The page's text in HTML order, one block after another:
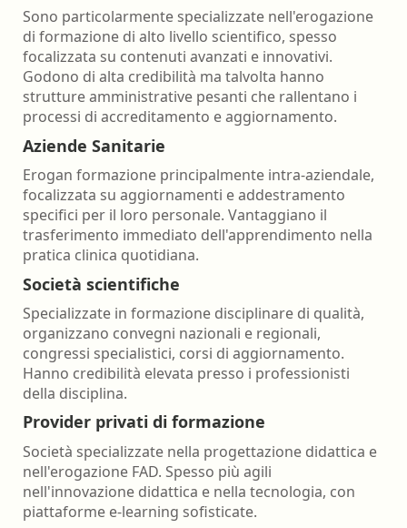
Sono particolarmente specializzate nell'erogazione
di formazione di alto livello scientifico, spesso
focalizzata su contenuti avanzati e innovativi.
Godono di alta credibilità ma talvolta hanno
strutture amministrative pesanti che rallentano i
processi di accreditamento e aggiornamento.
Aziende Sanitarie
Erogan formazione principalmente intra-aziendale,
focalizzata su aggiornamenti e addestramento
specifici per il loro personale. Vantaggiano il
trasferimento immediato dell'apprendimento nella
pratica clinica quotidiana.
Società scientifiche
Specializzate in formazione disciplinare di qualità,
organizzano convegni nazionali e regionali,
congressi specialistici, corsi di aggiornamento.
Hanno credibilità elevata presso i professionisti
della disciplina.
Provider privati di formazione
Società specializzate nella progettazione didattica e
nell'erogazione FAD. Spesso più agili
nell'innovazione didattica e nella tecnologia, con
piattaforme e-learning sofisticate.